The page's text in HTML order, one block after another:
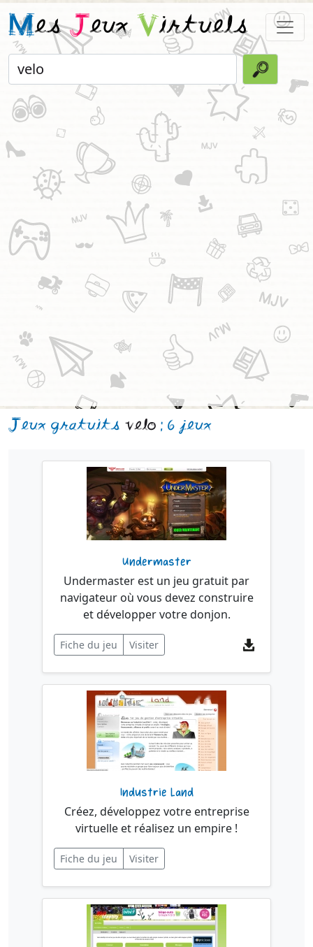
MesJeuxVirtuels
Jeux gratuits velo : 6 jeux
Undermaster
Undermaster est un jeu gratuit par
navigateur où vous devez construire
et développer votre donjon.
Fiche du jeu Visiter
Industrie Land
Créez, développez votre entreprise
virtuelle et réalisez un empire !
Fiche du jeu Visiter